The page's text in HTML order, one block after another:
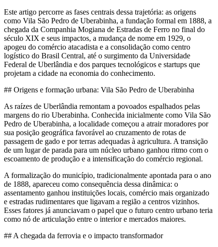
Este artigo percorre as fases centrais dessa trajetória: as origens
como Vila São Pedro de Uberabinha, a fundação formal em 1888, a
chegada da Companhia Mogiana de Estradas de Ferro no final do
século XIX e seus impactos, a mudança de nome em 1929, o
apogeu do comércio atacadista e a consolidação como centro
logístico do Brasil Central, até o surgimento da Universidade
Federal de Uberlândia e dos parques tecnológicos e startups que
projetam a cidade na economia do conhecimento.
## Origens e formação urbana: Vila São Pedro de Uberabinha
As raízes de Uberlândia remontam a povoados espalhados pelas
margens do rio Uberabinha. Conhecida inicialmente como Vila São
Pedro de Uberabinha, a localidade começou a atrair moradores por
sua posição geográfica favorável ao cruzamento de rotas de
passagem de gado e por terras adequadas à agricultura. A transição
de um lugar de parada para um núcleo urbano ganhou ritmo com o
escoamento de produção e a intensificação do comércio regional.
A formalização do município, tradicionalmente apontada para o ano
de 1888, apareceu como consequência dessa dinâmica: o
assentamento ganhou instituições locais, comércio mais organizado
e estradas rudimentares que ligavam a região a centros vizinhos.
Esses fatores já anunciavam o papel que o futuro centro urbano teria
como nó de articulação entre o interior e mercados maiores.
## A chegada da ferrovia e o impacto transformador